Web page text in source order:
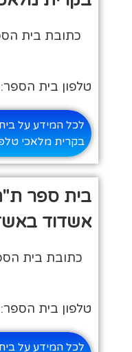
כתובת בית
טלפון בית הספר: 08-8611000
לכל המידע על
בקרית מלאכי
בית ספר
אשדוד
כתובת בית
טלפון בית הספר: 08-8536604
לכל המידע על